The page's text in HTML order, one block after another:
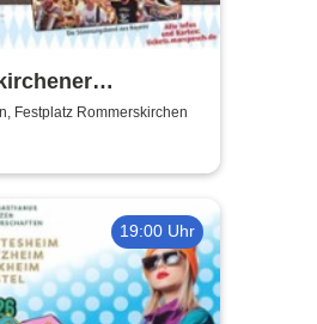
- Auf geht´s -
Festplatz Rommerskirchen
19:00 Uhr